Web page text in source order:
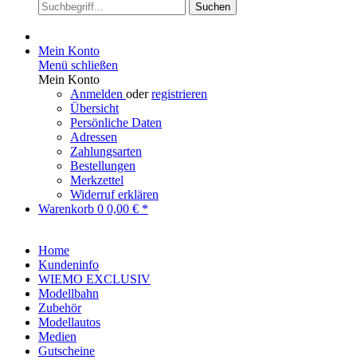
Suchen
Mein Konto
Menü schließen
Mein Konto
Anmelden oderregistrieren
Übersicht
Persönliche Daten
Adressen
Zahlungsarten
Bestellungen
Merkzettel
Widerruf erklären
Warenkorb 0 0,00 € *
Home
Kundeninfo
WIEMO EXCLUSIV
Modellbahn
Zubehör
Modellautos
Medien
Gutscheine